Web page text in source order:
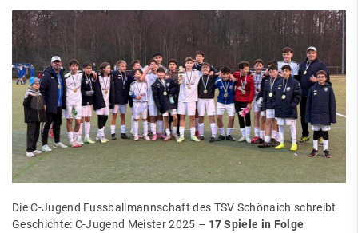
Die C-Jugend Fussballmannschaft des TSV Schönaich schreibt
Geschichte: C-Jugend Meister 2025 – 17 Spiele in Folge